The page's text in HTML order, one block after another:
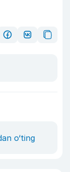
o‘ting